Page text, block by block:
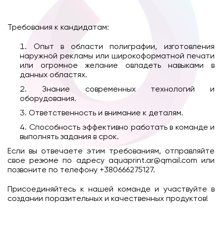
Требования к кандидатам:
Опыт в области полиграфии, изготовления
наружной рекламы или широкоформатной печати
или огромное желание овладеть навыками в
данных областях.
Знание современных технологий и
оборудования.
Ответственность и внимание к деталям.
Способность эффективно работать в команде и
выполнять задания в срок.
Если вы отвечаете этим требованиям, отправляйте
свое резюме по адресу aquaprint.ar@qmail.com или
позвоните по телефону +380666275127.
Присоединяйтесь к нашей команде и участвуйте в
создании поразительных и качественных продуктов!